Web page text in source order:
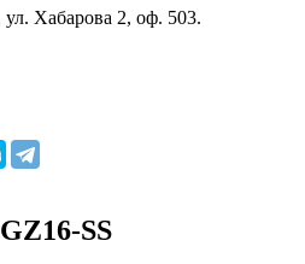
Хабарова 2, оф. 503.
SS